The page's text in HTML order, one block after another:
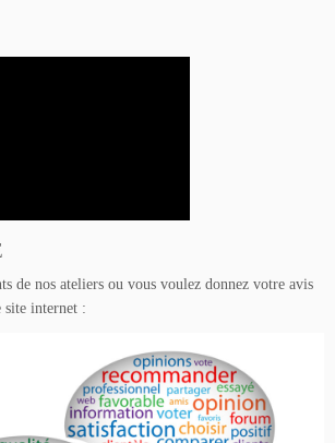
de nos ateliers ou vous voulez donnez votre avis
site internet :